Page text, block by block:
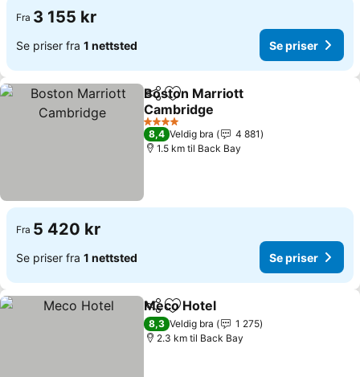
Fra 3 155 kr
Se priser fra 1 nettsted Se priser
Del Legg til i favoritter
Boston Marriott
Cambridge
4 Stjerner
8,4 Veldig bra
4 881
1.5 km til Back Bay
Fra 5 420 kr
Se priser fra 1 nettsted Se priser
Del Legg til i favoritter
Meco Hotel
8,3 Veldig bra
1 275
2.3 km til Back Bay